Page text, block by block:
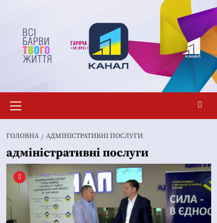
вмісту
меню
ГОЛОВНА АДМІНІСТРАТИВНІ ПОСЛУГИ
адміністративні послуги